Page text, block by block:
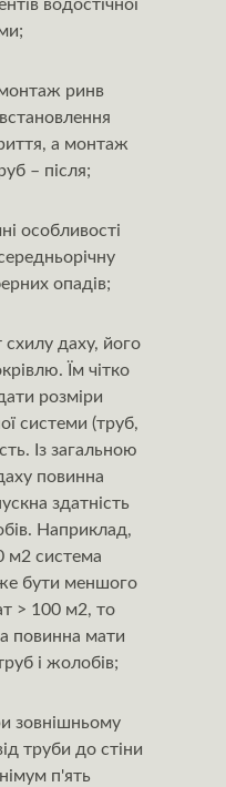
водостічної
ринв
а монтаж
– після;
особливості
опадів;
схилу даху, його
Їм чітко
розміри
системи (труб,
Із загальною
повинна
здатність
Наприклад,
м2 система
бути меншого
> 100 м2, то
повинна мати
і жолобів;
зовнішньому
труби до стіни
п'ять